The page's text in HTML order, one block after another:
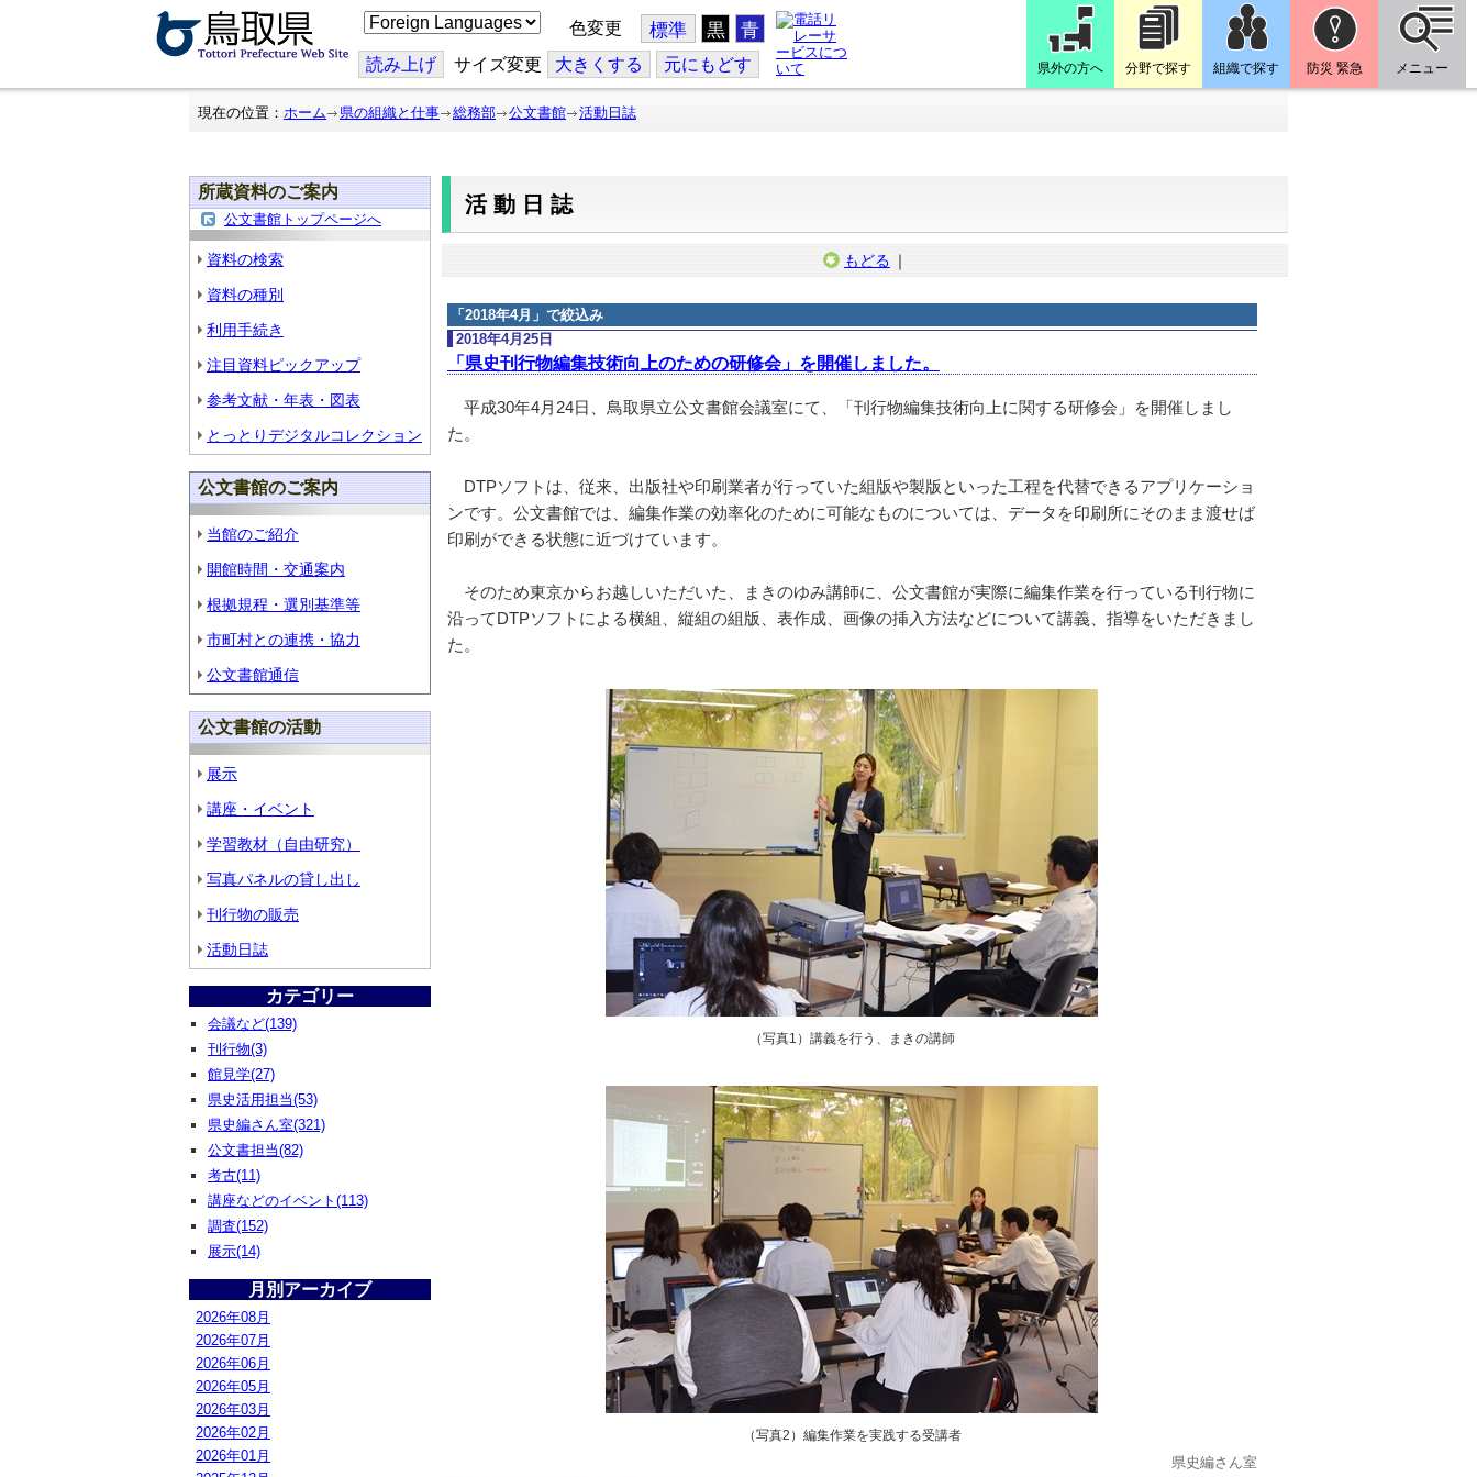
こ
の
ジ
を
翻
色変更 標準 黒 青
読み上げ サイズ変更 大きくする 元にもどす 県外の方へ 分野で探す 組織で探す 防災 緊急 メニュー
現在の位置： ホーム 県の組織と仕事 総務部 公文書館 活動日誌
所蔵資料のご案内
公文書館トップページへ
資料の検索
資料の種別
利用手続き
注目資料ピックアップ
参考文献・年表・図表
とっとりデジタルコレクション
公文書館のご案内
当館のご紹介
開館時間・交通案内
根拠規程・選別基準等
市町村との連携・協力
公文書館通信
公文書館の活動
展示
講座・イベント
学習教材（自由研究）
写真パネルの貸し出し
刊行物の販売
活動日誌
カテゴリー
会議など(139)
刊行物(3)
館見学(27)
県史活用担当(53)
県史編さん室(321)
公文書担当(82)
考古(11)
講座などのイベント(113)
調査(152)
展示(14)
月別アーカイブ
2026年08月
2026年07月
2026年06月
2026年05月
2026年03月
2026年02月
2026年01月
活動日誌
もどる ｜
「 2018年4月 」で絞込み
2018年4月25日
「県史刊行物編集技術向上のための研修会」を開催しました。
平成30年4月24日、鳥取県立公文書館会議室にて、「刊行物編集技術向上に関する研修会」を開催しまし
た。
DTPソフトは、従来、出版社や印刷業者が行っていた組版や製版といった工程を代替できるアプリケーショ
ンです。公文書館では、編集作業の効率化のために可能なものについては、データを印刷所にそのまま渡せば
印刷ができる状態に近づけています。
そのため東京からお越しいただいた、まきのゆみ講師に、公文書館が実際に編集作業を行っている刊行物に
沿ってDTPソフトによる横組、縦組の組版、表作成、画像の挿入方法などについて講義、指導をいただきまし
た。
（写真1）講義を行う、まきの講師
（写真2）編集作業を実践する受講者
県史編さん室